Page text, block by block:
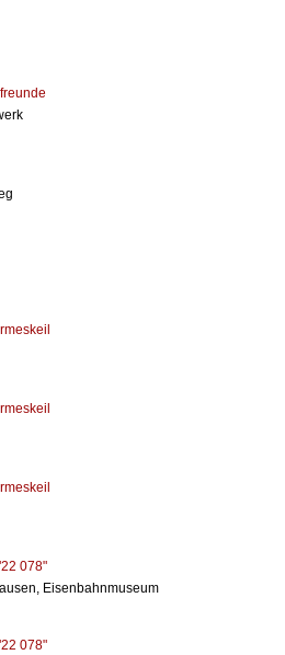
078"
Eisenbahnmuseum
078"